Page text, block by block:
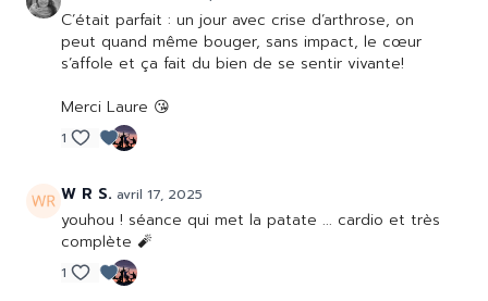
C’était parfait : un jour avec crise d’arthrose, on
peut quand même bouger, sans impact, le cœur
s’affole et ça fait du bien de se sentir vivante!
Merci Laure 😘
1
W R S. avril 17, 2025
youhou ! séance qui met la patate ... cardio et très
complète 🧨
1